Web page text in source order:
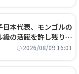
本代表、モンゴルの
の活躍を許し残り
2026/08/09 16:01